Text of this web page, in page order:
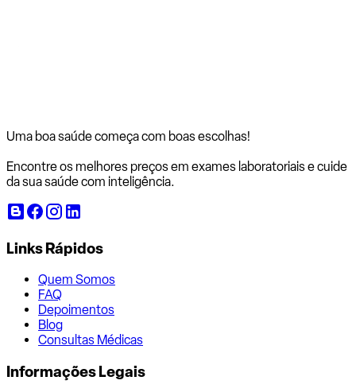
Uma boa saúde começa com boas escolhas!
Encontre os melhores preços em exames laboratoriais e cuide
da sua saúde com inteligência.
Links Rápidos
Quem Somos
FAQ
Depoimentos
Blog
Consultas Médicas
Informações Legais